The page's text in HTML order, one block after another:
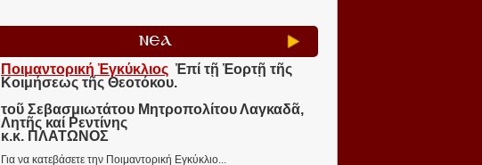
ΝΕΑ
Ποιμαντορική Ἐγκύκλιος Ἐπί τῇ Ἑορτῇ τῆς
Κοιμήσεως τῆς Θεοτόκου.
τοῦ Σεβασμιωτάτου Μητροπολίτου Λαγκαδᾶ,
Λητῆς καί Ρεντίνης
κ.κ. ΠΛΑΤΩΝΟΣ
Για να κατεβάσετε την Ποιμαντορική Εγκύκλιο...